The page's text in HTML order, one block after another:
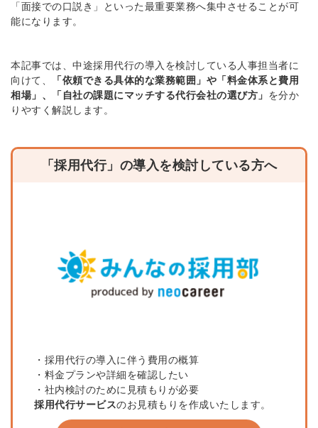
「面接での口説き」といった最重要業務へ集中させることが可
能になります。
本記事では、中途採用代行の導入を検討している人事担当者に
向けて、
「依頼できる具体的な業務範囲」や「料金体系と費用
相場」、「自社の課題にマッチする代行会社の選び方」 を分か
りやすく解説します。
「採用代行」の導入を検討している方へ
・採用代行の導入に伴う費用の概算
・料金プランや詳細を確認したい
・社内検討のために見積もりが必要
採用代行サービスのお見積もりを作成いたします。